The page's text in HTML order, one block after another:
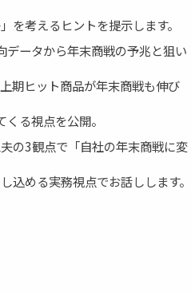
を考えるヒントを提示します。
ータから年末商戦の予兆と狙い
期ヒット商品が年末商戦も伸び
る視点を公開。
の3観点で「自社の年末商戦に変
込める実務視点でお話しします。